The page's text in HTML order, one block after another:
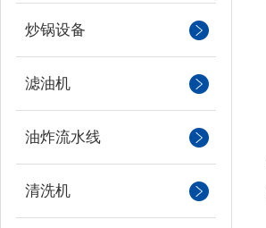
炒锅设备
滤油机
油炸流水线
清洗机